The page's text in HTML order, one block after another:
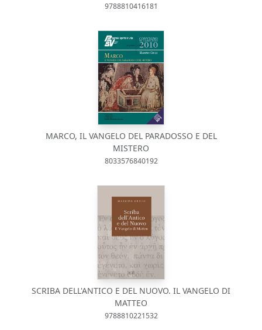
9788810416181
MARCO, IL VANGELO DEL PARADOSSO E DEL
MISTERO
8033576840192
SCRIBA DELL'ANTICO E DEL NUOVO. IL VANGELO DI
MATTEO
9788810221532